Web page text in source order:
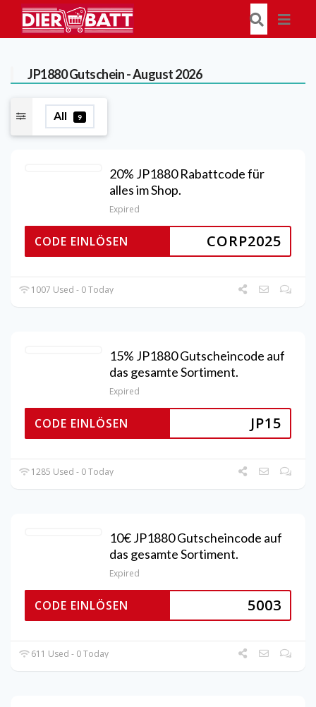
JP1880Gutschein - August 2026
All 9
20% JP1880 Rabattcode für
alles im Shop.
Expired
CORP2025
CODE EINLÖSEN
1007 Used - 0 Today
15% JP1880 Gutscheincode auf
das gesamte Sortiment.
Expired
JP15
CODE EINLÖSEN
1285 Used - 0 Today
10€ JP1880 Gutscheincode auf
das gesamte Sortiment.
Expired
5003
CODE EINLÖSEN
611 Used - 0 Today